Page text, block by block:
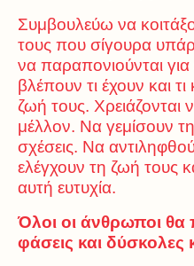
Συμβουλεύω να
τους που σίγουρα
να παραπονιούνται
βλέπουν τι έχουν και
ζωή τους. Χρειάζονται
μέλλον. Να γεμίσουν
σχέσεις. Να
ελέγχουν τη ζωή τους
αυτή ευτυχία.
Όλοι οι άνθρωποι θα
φάσεις και δύσκολες